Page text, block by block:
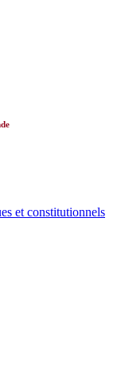
et constitutionnels